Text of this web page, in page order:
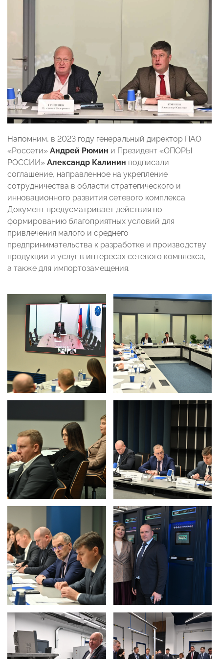
Напомним, в 2023 году генеральный директор ПАО
«Россети» Андрей Рюмин и Президент «ОПОРЫ
РОССИИ» Александр Калинин подписали
соглашение, направленное на укрепление
сотрудничества в области стратегического и
инновационного развития сетевого комплекса.
Документ предусматривает действия по
формированию благоприятных условий для
привлечения малого и среднего
предпринимательства к разработке и производству
продукции и услуг в интересах сетевого комплекса,
а также для импортозамещения.